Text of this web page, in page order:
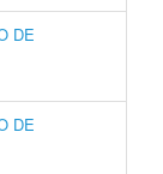
DE
DE